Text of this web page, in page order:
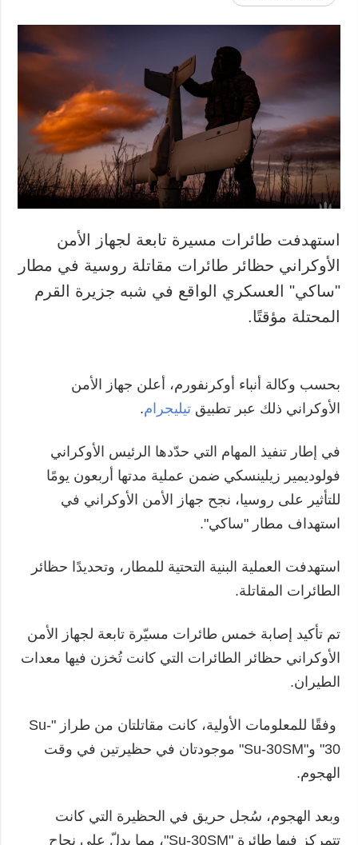
استهدفت طائرات مسيرة تابعة لجهاز الأمن
الأوكراني حظائر طائرات مقاتلة روسية في مطار
"ساكي" العسكري الواقع في شبه جزيرة القرم
المحتلة مؤقتًا.
بحسب وكالة أنباء أوكرنفورم، أعلن جهاز الأمن
الأوكراني ذلك عبر تطبيقتيليجرام.
في إطار تنفيذ المهام التي حدّدها الرئيس الأوكراني
فولوديمير زيلينسكي ضمن عملية مدتها أربعون يومًا
للتأثير على روسيا، نجح جهاز الأمن الأوكراني في
استهداف مطار "ساكي".
استهدفت العملية البنية التحتية للمطار، وتحديدًا حظائر
الطائرات المقاتلة.
تم تأكيد إصابة خمس طائرات مسيّرة تابعة لجهاز الأمن
الأوكراني حظائر الطائرات التي كانت تُخزن فيها معدات
الطيران.
وفقًا للمعلومات الأولية، كانت مقاتلتان من طراز "Su-
30" و"Su-30SM" موجودتان في حظيرتين في وقت
الهجوم.
وبعد الهجوم، سُجل حريق في الحظيرة التي كانت
تتمركز فيها طائرة "Su-30SM"، مما يدلّ على نجاح